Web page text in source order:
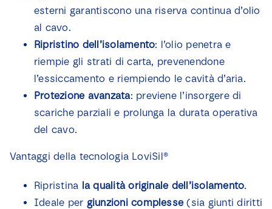
esterni garantiscono una riserva continua d’olio
al cavo.
Ripristino dell’isolamento: l’olio penetra e
riempie gli strati di carta, prevenendone
l’essiccamento e riempiendo le cavità d’aria.
Protezione avanzata: previene l’insorgere di
scariche parziali e prolunga la durata operativa
del cavo.
Vantaggi della tecnologia LoviSil®
Ripristina la qualità originale dell’isolamento.
Ideale per giunzioni complesse (sia giunti diritti